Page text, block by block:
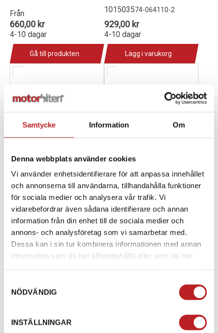
Samtycke Information Om
Denna webbplats använder cookies
Vi använder enhetsidentifierare för att anpassa innehållet
och annonserna till användarna, tillhandahålla funktioner
för sociala medier och analysera vår trafik. Vi
vidarebefordrar även sådana identifierare och annan
information från din enhet till de sociala medier och
annons- och analysföretag som vi samarbetar med.
Dessa kan i sin tur kombinera informationen med annan
information som du har tillhandahållit eller som de har
NÖDVÄNDIG
INSTÄLLNINGAR
Från
660,00 kr
4-10 dagar
Gå till produkten
101503574-064110-2
929,00 kr
4-10 dagar
Lägg i varukorg
Bronco Spacerplattor
ATV 2" 4/136,5 M10 x
1.25mm parvis Svart
1024541 74-064136-2B
1 087,00 kr
4-10 dagar
Bronco Spacerplattor
UTV 1,5" 4/137 M12 X
1.25mm parvis
1024547 74-06656-1
995,00 kr
4-10 dagar